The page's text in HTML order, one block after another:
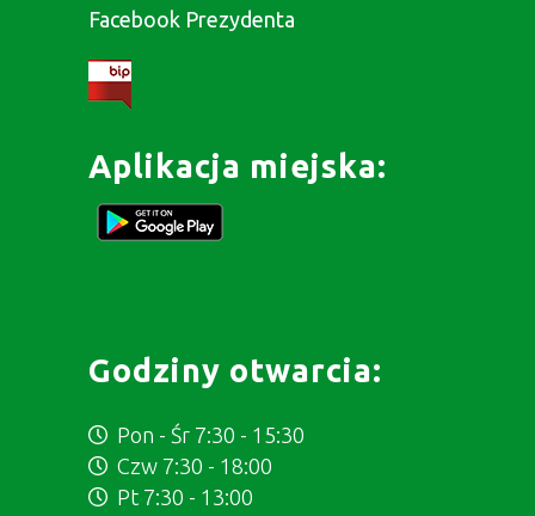
Facebook Prezydenta
Aplikacja miejska:
Godziny otwarcia:
Pon - Śr 7:30 - 15:30
Czw 7:30 - 18:00
Pt 7:30 - 13:00